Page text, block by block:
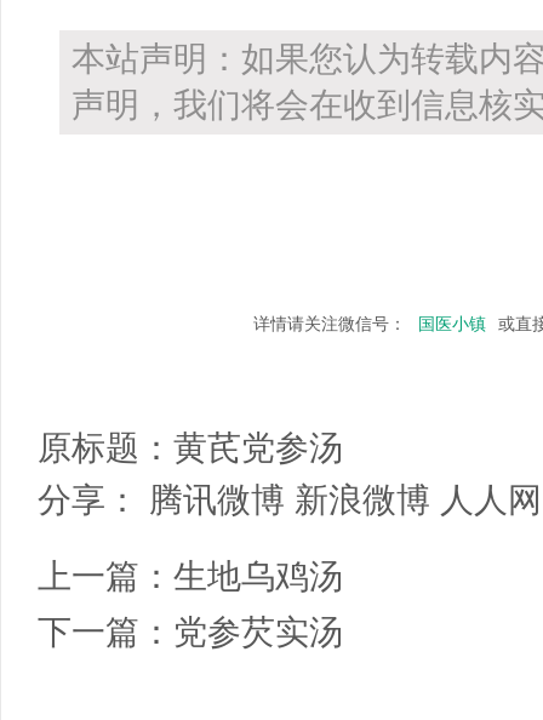
本站声明：如果您认为转载内
声明，我们将会在收到信息核
详情请关注微信号： 国医小镇 或直
原标题： 黄芪党参汤
分享：
腾讯微博 新浪微博 人人网
上一篇： 生地乌鸡汤
下一篇： 党参芡实汤